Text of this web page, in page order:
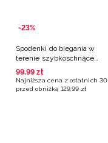
-23%
Spodenki do biegania w
terenie szybkoschnące
damskie - szara
99,99 zł
Najniższa cena z ostatnich
przed obniżką 129,99 zł